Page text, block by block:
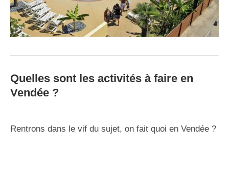
Quelles sont les activités à faire en
Vendée ?
Rentrons dans le vif du sujet, on fait quoi en Vendée ?